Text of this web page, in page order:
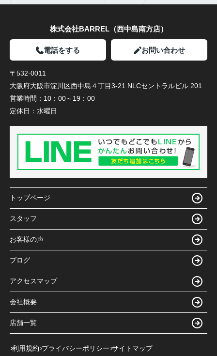
株式会社BARREL（西中島南方店）
電話をする お問い合わせ
〒532-0011
大阪府大阪市淀川区西中島４丁目3-21 NLCセントラルビル 201
営業時間： 10：00～19：00
定休日： 水曜日
トップページ
スタッフ
お客様の声
ブログ
アクセスマップ
会社概要
店舗一覧
利用規約 プライバシーポリシー サイトマップ